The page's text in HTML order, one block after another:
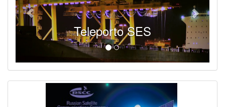
Teleporto SES